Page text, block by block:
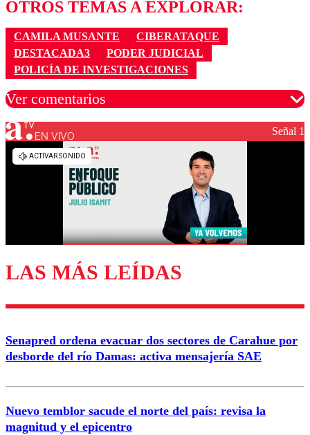
OTROS TEMAS A EXPLORAR:
CAMILA MUSANTE
CIBERATAQUE
DESTACADA3
PODER JUDICIAL
POLICÍA DE INVESTIGACIONES
Ver comentarios
Los comentarios son moderados para garantizar un
diálogo respetuoso.
Enviar comentario
EN VIVO Señal 1
LAS MÁS LEÍDAS
Senapred ordena evacuar dos sectores de Carahue por
desborde del río Damas: activa mensajería SAE
Nuevo temblor sacude el norte del país: revisa la
magnitud y el epicentro